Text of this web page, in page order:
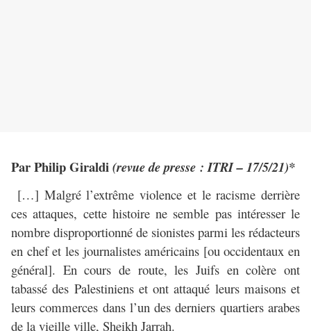
Par Philip Giraldi(revue de presse : ITRI – 17/5/21)*
[…] Malgré l’extrême violence et le racisme derrière
ces attaques, cette histoire ne semble pas intéresser le
nombre disproportionné de sionistes parmi les rédacteurs
en chef et les journalistes américains [ou occidentaux en
général]. En cours de route, les Juifs en colère ont
tabassé des Palestiniens et ont attaqué leurs maisons et
leurs commerces dans l’un des derniers quartiers arabes
de la vieille ville, Sheikh Jarrah.